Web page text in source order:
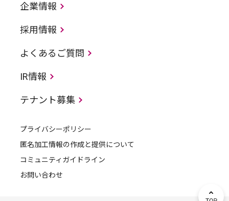
企業情報
採用情報
よくあるご質問
IR情報
テナント募集
プライバシーポリシー
匿名加工情報の作成と提供について
コミュニティガイドライン
お問い合わせ